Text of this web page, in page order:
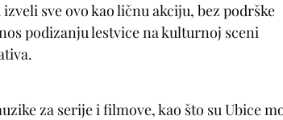
sve ovo kao ličnu akciju, bez podrške
podizanju lestvice na kulturnoj sceni
za serije i filmove, kao što su Ubice